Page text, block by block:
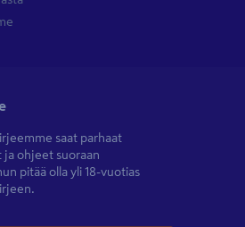
saat parhaat
ohjeet suoraan
pitää olla yli 18-vuotias